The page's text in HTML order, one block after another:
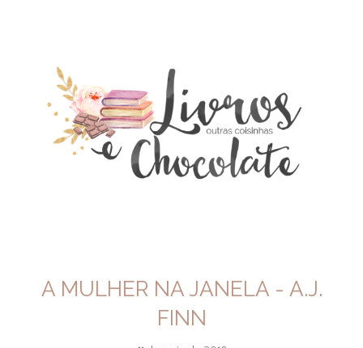
A MULHER NA JANELA - A.J.
FINN